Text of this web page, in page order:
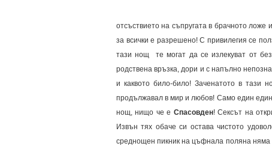
отсъствието на съпругата в брачното ложе
за всички е разрешено! С привилегия се
тази нощ те могат да се излекуват от
родствена връзка, дори и с напълно
и каквото било-било! Заченатото в
продължавал в мир и любов! Само един
нощ, нищо че е Спасовден! Сексът на
Извън тях обаче си остава чистото
среднощен пикник на цъфнала поляна няма